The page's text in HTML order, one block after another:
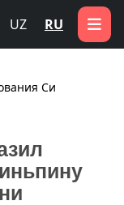
UZ RU
Си